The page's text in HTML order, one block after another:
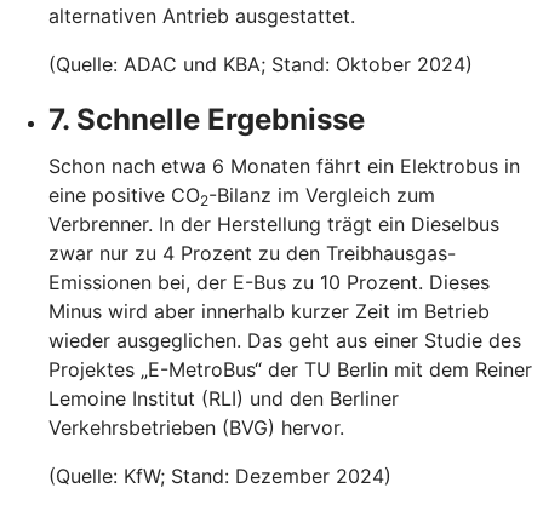
alternativen Antrieb ausgestattet.
(Quelle: ADAC und KBA; Stand: Oktober 2024)
7. Schnelle Ergebnisse
Schon nach etwa 6 Monaten fährt ein Elektrobus in
eine positive CO2-Bilanz im Vergleich zum
Verbrenner. In der Herstellung trägt ein Dieselbus
zwar nur zu 4 Prozent zu den Treibhausgas-
Emissionen bei, der E-Bus zu 10 Prozent. Dieses
Minus wird aber innerhalb kurzer Zeit im Betrieb
wieder ausgeglichen. Das geht aus einer Studie des
Projektes „E-MetroBus“ der TU Berlin mit dem Reiner
Lemoine Institut (RLI) und den Berliner
Verkehrsbetrieben (BVG) hervor.
(Quelle: KfW; Stand: Dezember 2024)